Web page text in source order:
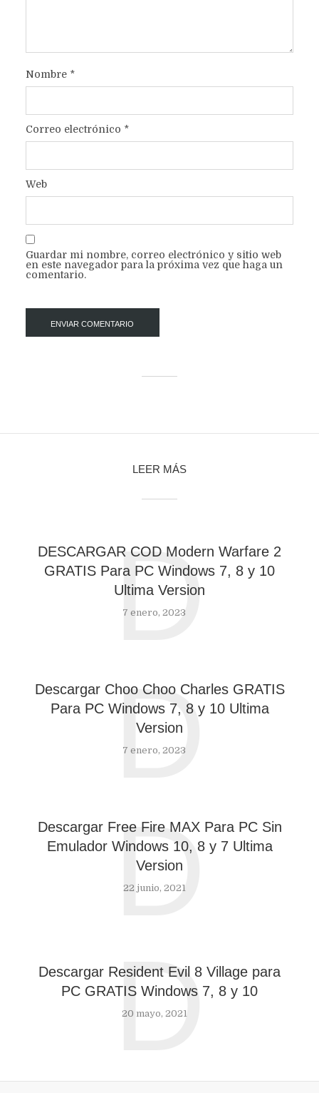
Nombre *
Correo electrónico *
Web
Guardar mi nombre, correo electrónico y sitio web
en este navegador para la próxima vez que haga un
comentario.
LEER MÁS
DESCARGAR COD Modern Warfare 2
GRATIS Para PC Windows 7, 8 y 10
Ultima Version
7 enero, 2023
D
Descargar Choo Choo Charles GRATIS
Para PC Windows 7, 8 y 10 Ultima
Version
7 enero, 2023
D
Descargar Free Fire MAX Para PC Sin
Emulador Windows 10, 8 y 7 Ultima
Version
22 junio, 2021
D
Descargar Resident Evil 8 Village para
PC GRATIS Windows 7, 8 y 10
20 mayo, 2021
D